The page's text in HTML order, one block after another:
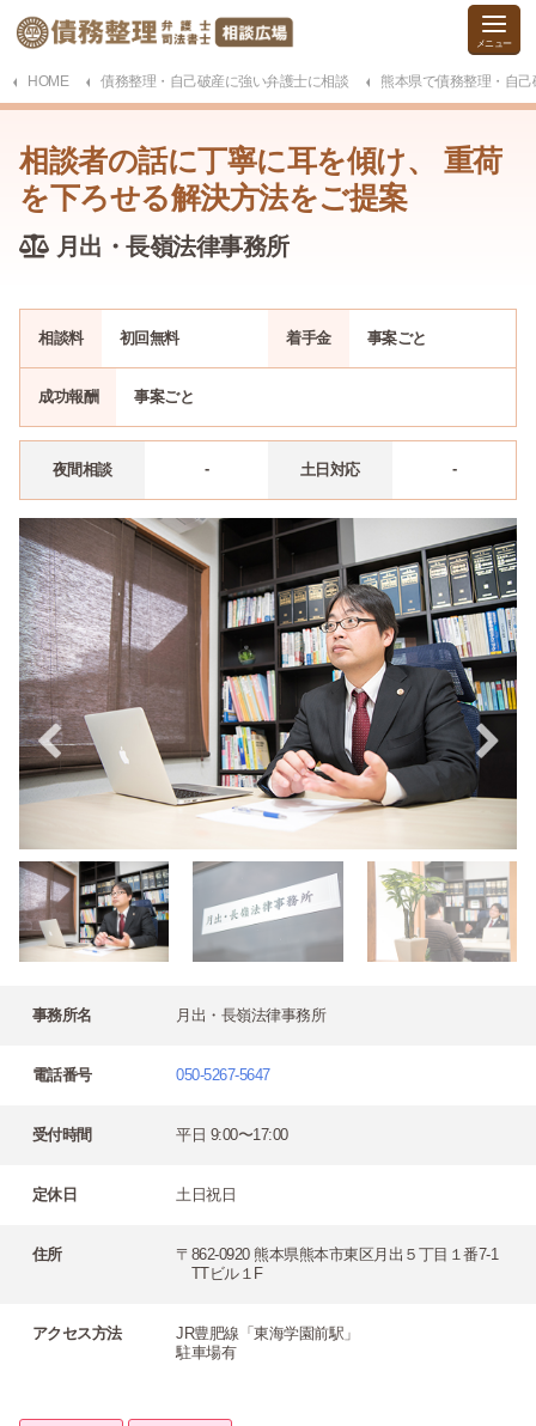
HOME 債務整理・自己破産に強い弁護士に相談 熊本県で債務整理・自
相談者の話に丁寧に耳を傾け、 重荷
を下ろせる解決方法をご提案
月出・長嶺法律事務所
相談料 初回無料 着手金 事案ごと
成功報酬 事案ごと
夜間相談 - 土日対応 -
事務所名 月出・長嶺法律事務所
電話番号 050-5267-5647
受付時間 平日 9:00〜17:00
定休日 土日祝日
住所
〒862-0920 熊本県熊本市東区月出５丁目１番7-1
TTビル１F
アクセス方法
JR豊肥線「東海学園前駅」
駐車場有